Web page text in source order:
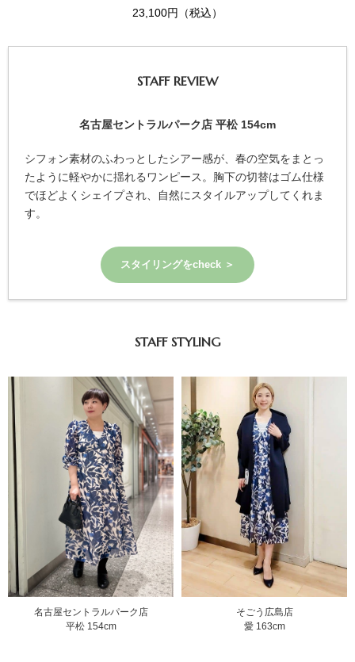
23,100円（税込）
STAFF REVIEW
名古屋セントラルパーク店 平松 154cm
シフォン素材のふわっとしたシアー感が、春の空気をまとっ
たように軽やかに揺れるワンピース。胸下の切替はゴム仕様
でほどよくシェイプされ、自然にスタイルアップしてくれま
す。
スタイリングをcheck ＞
STAFF STYLING
名古屋セントラルパーク店
平松 154cm
そごう広島店
愛 163cm